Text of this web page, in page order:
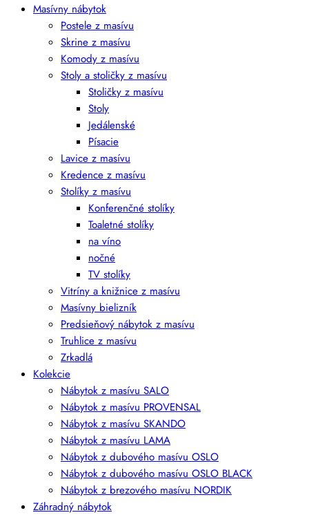
Masívny nábytok
Postele z masívu
Skrine z masívu
Komody z masívu
Stoly a stoličky z masívu
Stoličky z masívu
Stoly
Jedálenské
Písacie
Lavice z masívu
Kredence z masívu
Stolíky z masívu
Konferenčné stolíky
Toaletné stolíky
na víno
nočné
TV stolíky
Vitríny a knižnice z masívu
Masívny bielizník
Predsieňový nábytok z masívu
Truhlice z masívu
Zrkadlá
Kolekcie
Nábytok z masívu SALO
Nábytok z masívu PROVENSAL
Nábytok z masívu SKANDO
Nábytok z masívu LAMA
Nábytok z dubového masívu OSLO
Nábytok z dubového masívu OSLO BLACK
Nábytok z brezového masívu NORDIK
Záhradný nábytok